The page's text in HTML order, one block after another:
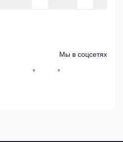
Мы в соцсетях
* *